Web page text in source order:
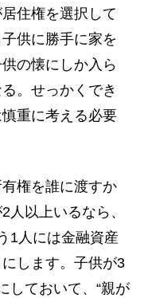
住権を選択して
供に勝手に家を
の懐にしか入ら
。せっかくでき
重に考える必要
有権を誰に渡すか
人以上いるなら、
1人には金融資産
します。子供が3
しておいて、“親が